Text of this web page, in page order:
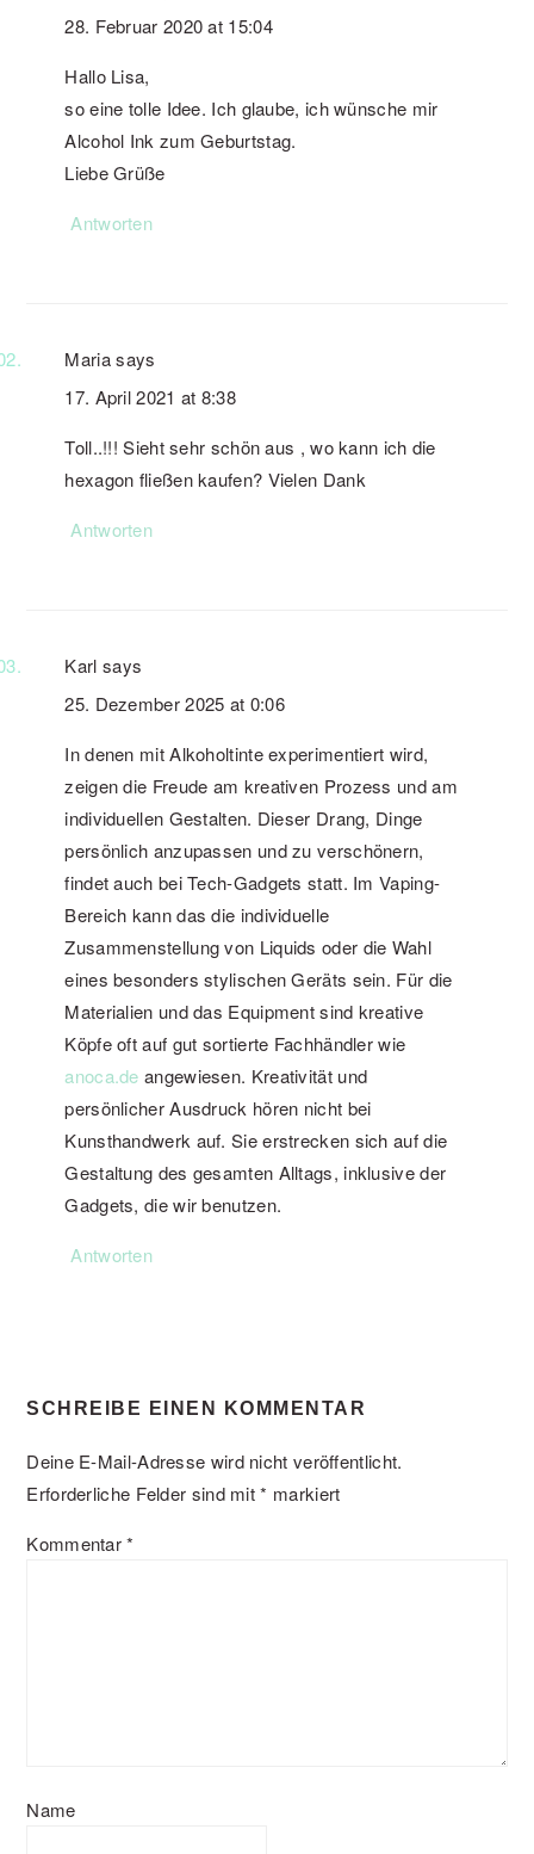
28. Februar 2020 at 15:04
Hallo Lisa,
so eine tolle Idee. Ich glaube, ich wünsche mir
Alcohol Ink zum Geburtstag.
Liebe Grüße
Antworten
Maria says
17. April 2021 at 8:38
Toll..!!! Sieht sehr schön aus , wo kann ich die
hexagon fließen kaufen? Vielen Dank
Antworten
Karl says
25. Dezember 2025 at 0:06
In denen mit Alkoholtinte experimentiert wird,
zeigen die Freude am kreativen Prozess und am
individuellen Gestalten. Dieser Drang, Dinge
persönlich anzupassen und zu verschönern,
findet auch bei Tech-Gadgets statt. Im Vaping-
Bereich kann das die individuelle
Zusammenstellung von Liquids oder die Wahl
eines besonders stylischen Geräts sein. Für die
Materialien und das Equipment sind kreative
Köpfe oft auf gut sortierte Fachhändler wie
anoca.de angewiesen. Kreativität und
persönlicher Ausdruck hören nicht bei
Kunsthandwerk auf. Sie erstrecken sich auf die
Gestaltung des gesamten Alltags, inklusive der
Gadgets, die wir benutzen.
Antworten
SCHREIBE EINEN KOMMENTAR
Deine E-Mail-Adresse wird nicht veröffentlicht.
Erforderliche Felder sind mit* markiert
Kommentar*
Name